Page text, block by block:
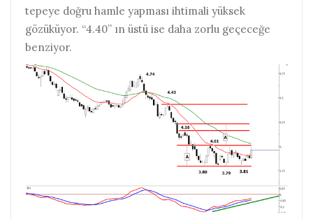
tepeye doğru hamle yapması ihtimali yüksek
gözüküyor. “4.40” ın üstü ise daha zorlu geçeceğe
benziyor.